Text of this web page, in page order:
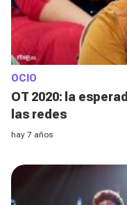
OCIO
OT 2020: la
las redes
hay 7 años